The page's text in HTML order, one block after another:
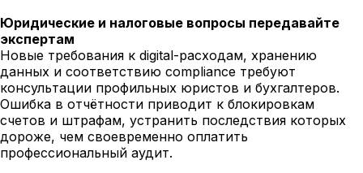
Юридические и налоговые вопросы передавайте
экспертам
Новые требования к digital-расходам, хранению
данных и соответствию compliance требуют
консультации профильных юристов и бухгалтеров.
Ошибка в отчётности приводит к блокировкам
счетов и штрафам, устранить последствия которых
дороже, чем своевременно оплатить
профессиональный аудит.